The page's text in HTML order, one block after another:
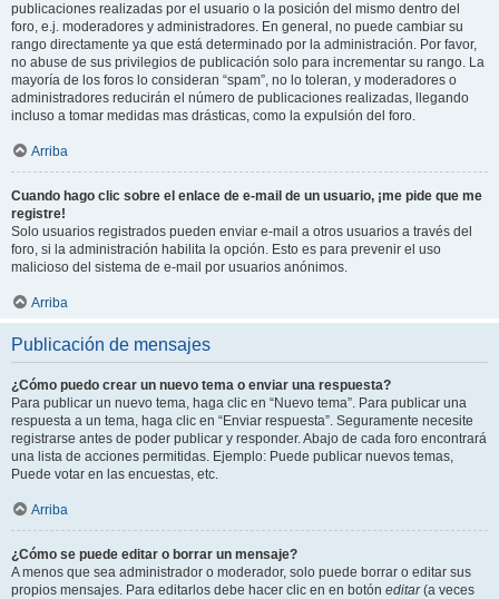
publicaciones realizadas por el usuario o la posición del mismo dentro del
foro, e.j. moderadores y administradores. En general, no puede cambiar su
rango directamente ya que está determinado por la administración. Por favor,
no abuse de sus privilegios de publicación solo para incrementar su rango. La
mayoría de los foros lo consideran “spam”, no lo toleran, y moderadores o
administradores reducirán el número de publicaciones realizadas, llegando
incluso a tomar medidas mas drásticas, como la expulsión del foro.
Arriba
Cuando hago clic sobre el enlace de e-mail de un usuario, ¡me pide que me
registre!
Solo usuarios registrados pueden enviar e-mail a otros usuarios a través del
foro, si la administración habilita la opción. Esto es para prevenir el uso
malicioso del sistema de e-mail por usuarios anónimos.
Arriba
Publicación de mensajes
¿Cómo puedo crear un nuevo tema o enviar una respuesta?
Para publicar un nuevo tema, haga clic en “Nuevo tema”. Para publicar una
respuesta a un tema, haga clic en “Enviar respuesta”. Seguramente necesite
registrarse antes de poder publicar y responder. Abajo de cada foro encontrará
una lista de acciones permitidas. Ejemplo: Puede publicar nuevos temas,
Puede votar en las encuestas, etc.
Arriba
¿Cómo se puede editar o borrar un mensaje?
A menos que sea administrador o moderador, solo puede borrar o editar sus
propios mensajes. Para editarlos debe hacer clic en en botón editar(a veces